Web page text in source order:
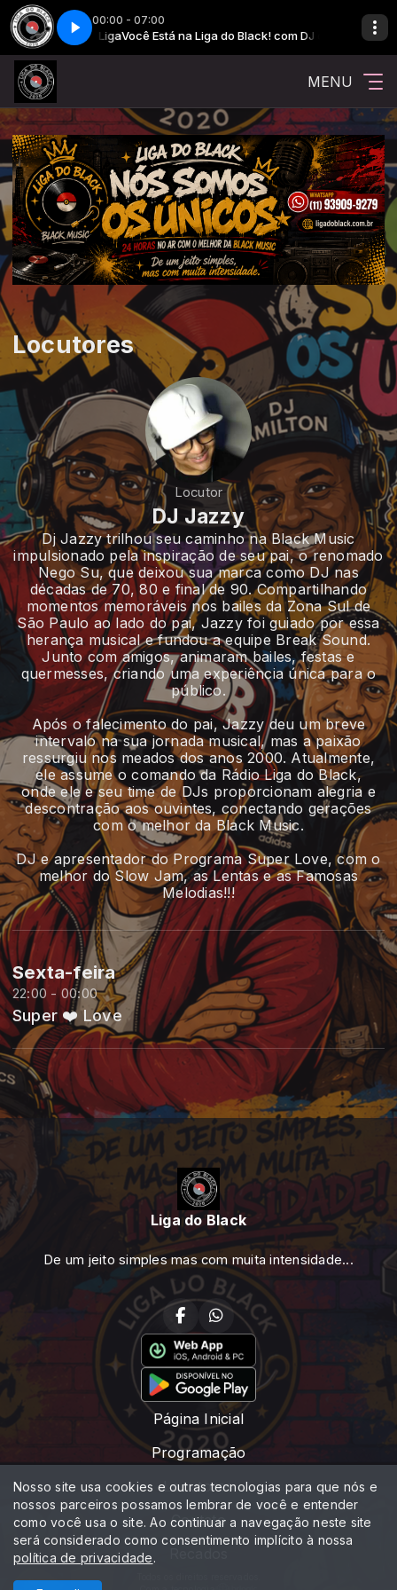
00:00 - 07:00
com DJ da Liga Você Está na Liga do Black! com DJ da Liga
MENU
Locutores
Locutor
DJ Jazzy
Dj Jazzy trilhou seu caminho na Black Music
impulsionado pela inspiração de seu pai, o renomado
Nego Su, que deixou sua marca como DJ nas
décadas de 70, 80 e final de 90. Compartilhando
momentos memoráveis nos bailes da Zona Sul de
São Paulo ao lado do pai, Jazzy foi guiado por essa
herança musical e fundou a equipe Break Sound.
Junto com amigos, animaram bailes, festas e
quermesses, criando uma experiência única para o
público.
Após o falecimento do pai, Jazzy deu um breve
intervalo na sua jornada musical, mas a paixão
ressurgiu nos meados dos anos 2000. Atualmente,
ele assume o comando da Rádio Liga do Black,
onde ele e seu time de DJs proporcionam alegria e
descontração aos ouvintes, conectando gerações
com o melhor da Black Music.
DJ e apresentador do Programa Super Love, com o
melhor do Slow Jam, as Lentas e as Famosas
Melodias!!!
Sexta-feira
22:00 - 00:00
Super ❤️ Love
Liga do Black
De um jeito simples mas com muita intensidade...
Página Inicial
Programação
Locutores
Contato
Nosso site usa cookies e outras tecnologias para que nós e
nossos parceiros possamos lembrar de você e entender
como você usa o site. Ao continuar a navegação neste site
será considerado como consentimento implícito à nossa
política de privacidade.